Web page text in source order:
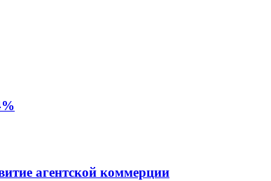
агентской коммерции